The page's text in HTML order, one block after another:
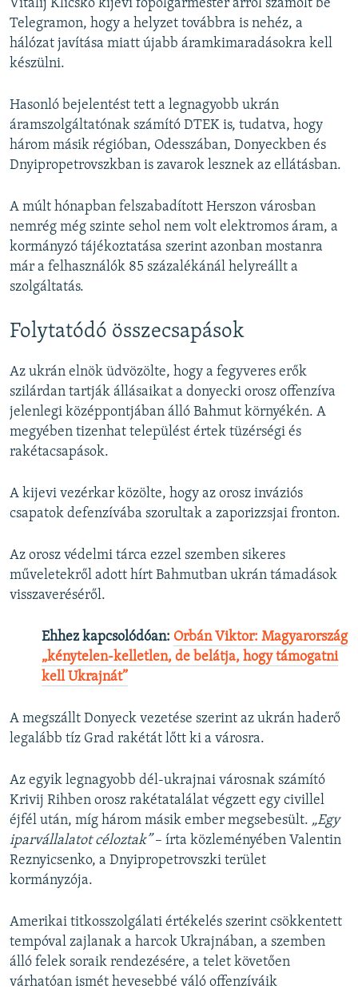
Vitalij Klicsko kijevi főpolgármester arról számolt be
Telegramon, hogy a helyzet továbbra is nehéz, a
hálózat javítása miatt újabb áramkimaradásokra kell
készülni.
Hasonló bejelentést tett a legnagyobb ukrán
áramszolgáltatónak számító DTEK is, tudatva, hogy
három másik régióban, Odesszában, Donyeckben és
Dnyipropetrovszkban is zavarok lesznek az ellátásban.
A múlt hónapban felszabadított Herszon városban
nemrég még szinte sehol nem volt elektromos áram, a
kormányzó tájékoztatása szerint azonban mostanra
már a felhasználók 85 százalékánál helyreállt a
szolgáltatás.
Folytatódó összecsapások
Az ukrán elnök üdvözölte, hogy a fegyveres erők
szilárdan tartják állásaikat a donyecki orosz offenzíva
jelenlegi középpontjában álló Bahmut környékén. A
megyében tizenhat települést értek tüzérségi és
rakétacsapások.
A kijevi vezérkar közölte, hogy az orosz inváziós
csapatok defenzívába szorultak a zaporizzsjai fronton.
Az orosz védelmi tárca ezzel szemben sikeres
műveletekről adott hírt Bahmutban ukrán támadások
visszaveréséről.
Ehhez kapcsolódóan: Orbán Viktor: Magyarország
„kénytelen-kelletlen, de belátja, hogy támogatni
kell Ukrajnát”
A megszállt Donyeck vezetése szerint az ukrán haderő
legalább tíz Grad rakétát lőtt ki a városra.
Az egyik legnagyobb dél-ukrajnai városnak számító
Krivij Rihben orosz rakétatalálat végzett egy civillel
éjfél után, míg három másik ember megsebesült. „Egy
iparvállalatot céloztak”– írta közleményében Valentin
Reznyicsenko, a Dnyipropetrovszki terület
kormányzója.
Amerikai titkosszolgálati értékelés szerint csökkentett
tempóval zajlanak a harcok Ukrajnában, a szemben
álló felek soraik rendezésére, a telet követően
várhatóan ismét hevesebbé váló offenzíváik